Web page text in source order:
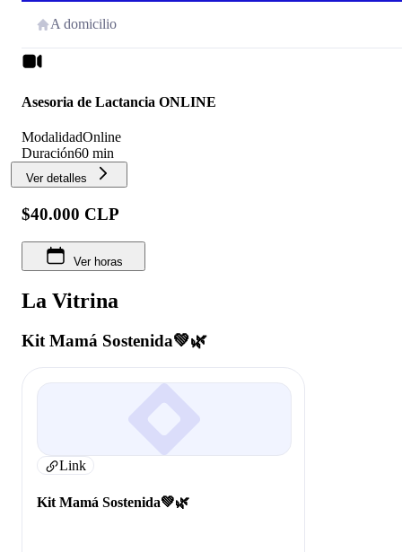
A domicilio
Asesoria de Lactancia ONLINE
ModalidadOnline
Duración60 min
Ver detalles
$40.000 CLP
Ver horas
La Vitrina
Kit Mamá Sostenida💚🌿
Link
Kit Mamá Sostenida💚🌿